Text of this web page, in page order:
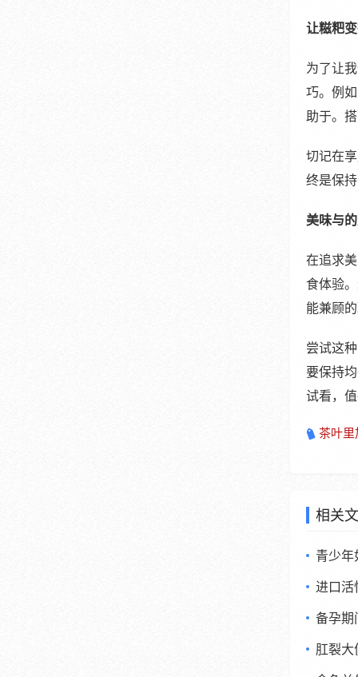
让糍粑
为了让
巧。例
助于。
切记在
终是保
美味与
在追求
食体验
能兼顾
尝试这
要保持
试看，
茶叶
相关
青少年
进口活
备孕期
肛裂